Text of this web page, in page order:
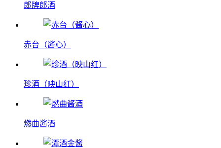
郎牌郎酒
赤台（酱心）
珍酒（映山红）
燃曲酱酒